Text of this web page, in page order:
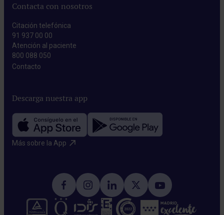
Contacta con nosotros
Citación telefónica
91 937 00 00
Atención al paciente
800 088 050
Contacto​
Descarga nuestra app
Más sobre la App​